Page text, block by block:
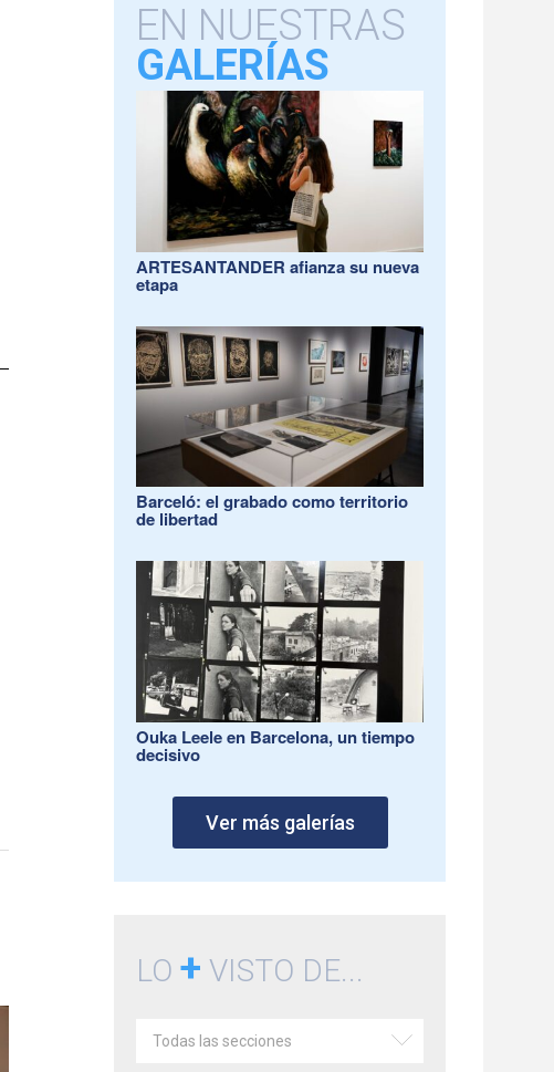
EN NUESTRAS
GALERÍAS
ARTESANTANDER afianza su nueva
etapa
Barceló: el grabado como territorio
de libertad
Ouka Leele en Barcelona, un tiempo
decisivo
Ver más galerías
LO+ VISTO DE...
Todas las secciones